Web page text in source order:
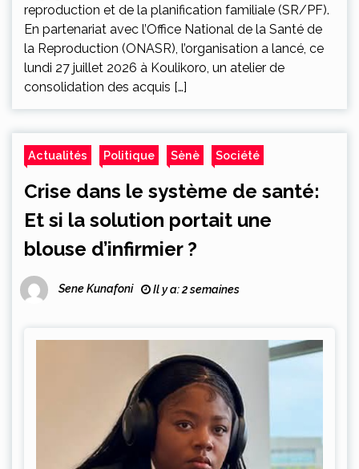
reproduction et de la planification familiale (SR/PF).
En partenariat avec l’Office National de la Santé de
la Reproduction (ONASR), l’organisation a lancé, ce
lundi 27 juillet 2026 à Koulikoro, un atelier de
consolidation des acquis […]
Actualités Politique Sènè Société
Crise dans le système de santé:
Et si la solution portait une
blouse d’infirmier ?
Sene Kunafoni Il y a: 2 semaines